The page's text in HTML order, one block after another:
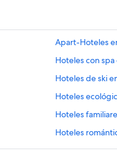
Apart-Hoteles
Hoteles con
Hoteles de ski
Hoteles
Hoteles
Hoteles
Hoteles